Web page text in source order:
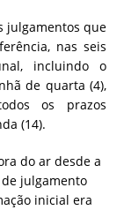
julgamentos que
nas seis
incluindo o
de quarta (4),
os prazos
(14).
do ar desde a
julgamento
inicial era